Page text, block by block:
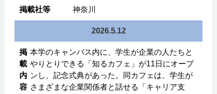
神奈川
2026.5.12
本学のキャンパス内に、学生が企業の人たちと
やりとりできる「知るカフェ」が11日にオープ
ンし、記念式典があった。同カフェは、学生が
さまざまな企業関係者と話せる「キャリア支